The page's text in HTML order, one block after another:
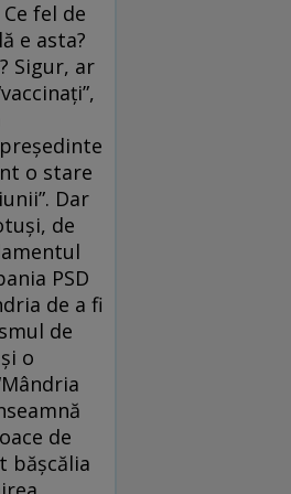
fel de
e asta?
Sigur, ar
o stare
Dar
de
PSD
de a fi
de
o
de
băşcălia